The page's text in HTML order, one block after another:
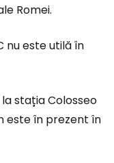
Romei.
nu este utilă în
stația Colosseo
este în prezent în